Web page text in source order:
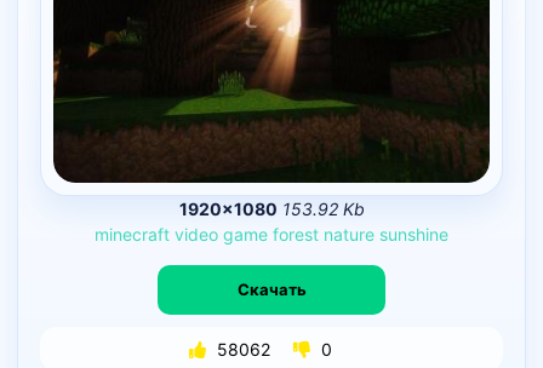
1920×1080 153.92 Kb
minecraft video game forest nature sunshine
Скачать
58062 0